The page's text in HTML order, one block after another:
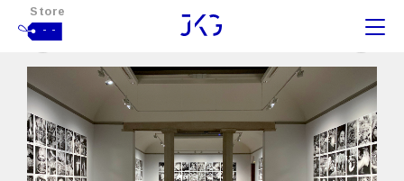
Store
- -